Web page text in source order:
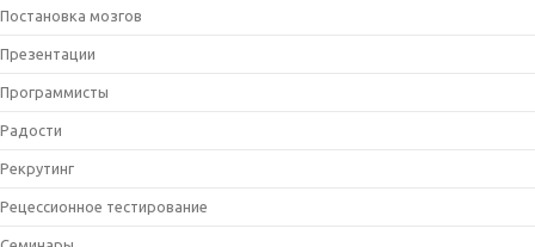
Постановка мозгов
Презентации
Программисты
Радости
Рекрутинг
Рецессионное тестирование